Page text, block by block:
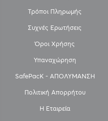
Τρόποι Πληρωμής
Συχνές Ερωτήσεις
Όροι Χρήσης
Υπαναχώρηση
SafePacK - ΑΠΟΛΥΜΑΝΣΗ
Πολιτική Απορρήτου
Η Εταιρεία